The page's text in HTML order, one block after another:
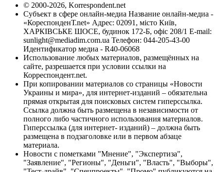
© 2000-2026, Korrespondent.net
Субъект в сфере онлайн-медиа Название онлайн-медиа -
«КореспонденТ.net» Адрес: 02091, місто Київ,
ХАРКІВСЬКЕ ШОСЕ, будинок 172-Б, офіс 208/1 E-mail:
sunlight@mediadim.com.ua Телефон: 044-205-43-00
Идентификатор медиа - R40-06068
Использование любых материалов, размещённых на
сайте, разрешается при условии ссылки на
Корреспондент.net.
При копировании материалов со страницы «Новости
Украины и мира», для интернет-изданий – обязательна
прямая открытая для поисковых систем гиперссылка.
Ссылка должна быть размещена в независимости от
полного либо частичного использования материалов.
Гиперссылка (для интернет- изданий) – должна быть
размещена в подзаголовке или в первом абзаце
материала.
Новости с пометками "Мнение", "Экспертиза",
"Заявление", "Регионы", "Деньги", "Власть", "Выборы",